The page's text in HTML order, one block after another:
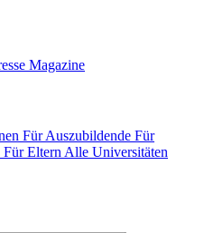
Magazine
Für Auszubildende Für
Für Eltern Alle Universitäten